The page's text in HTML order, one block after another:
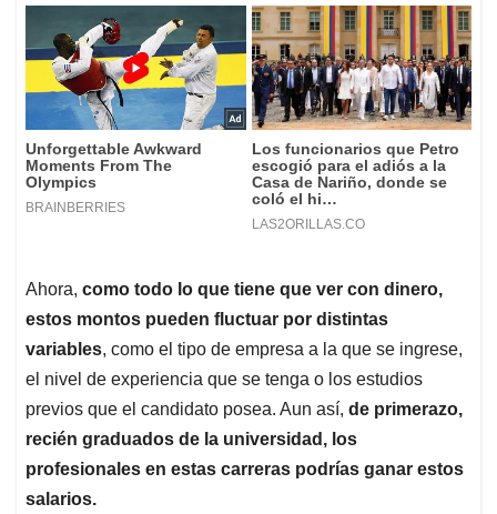
Ahora, como todo lo que tiene que ver con dinero,
estos montos pueden fluctuar por distintas
variables, como el tipo de empresa a la que se ingrese,
el nivel de experiencia que se tenga o los estudios
previos que el candidato posea. Aun así, de primerazo,
recién graduados de la universidad, los
profesionales en estas carreras podrías ganar estos
salarios.